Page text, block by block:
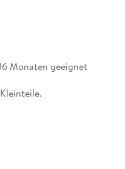
Monaten geeignet